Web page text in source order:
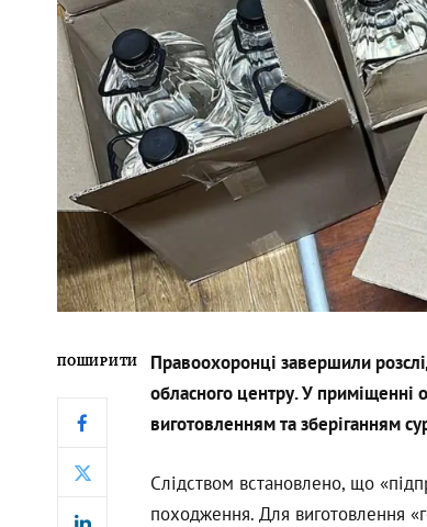
ПОШИРИТИ
Правоохоронці завершили
обласного центру. У приміщенні
виготовленням та зберіганням
Слідством встановлено, що
походження. Для виготовлення